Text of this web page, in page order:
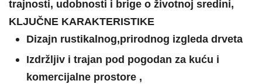
trajnosti, udobnosti i brige o životnoj sredini,
KLJUČNE KARAKTERISTIKE
Dizajn rustikalnog,prirodnog izgleda drveta
Izdržljiv i trajan pod pogodan za kuću i
komercijalne prostore ,